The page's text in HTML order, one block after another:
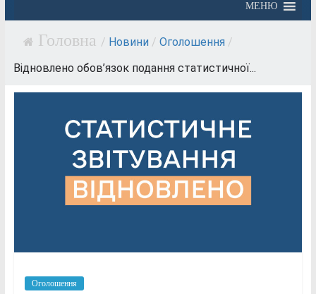
МЕНЮ
/ Новини / Оголошення /
Відновлено обов’язок подання статистичної...
Оголошення